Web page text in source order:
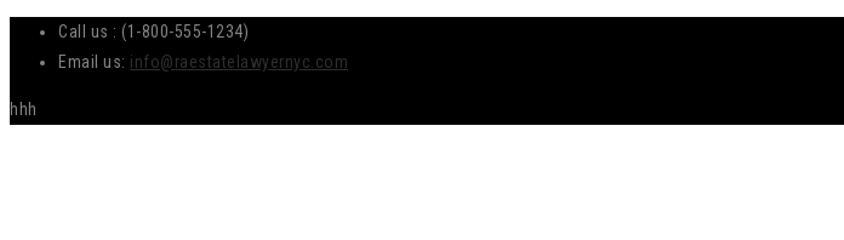
Call us : (1-800-555-1234)
Email us: info@raestatelawyernyc.com
hhh